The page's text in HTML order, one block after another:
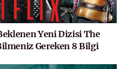
Yeni Dizisi The
Gereken 8 Bilgi